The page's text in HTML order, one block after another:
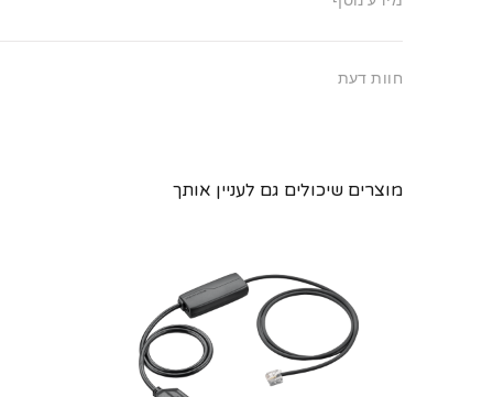
חוות דעת
מוצרים שיכולים גם לעניין אותך